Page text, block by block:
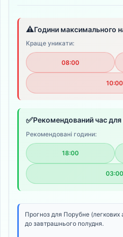
⚠️Години максимального
Краще уникати:
08:00
10:00
✅Рекомендований час для
Рекомендовані години:
18:00
03:00
Прогноз для Порубне
до завтрашнього полудня.